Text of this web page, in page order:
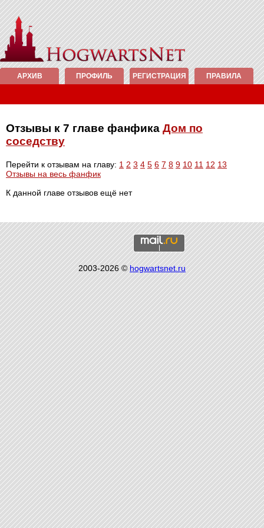
АРХИВ ПРОФИЛЬ РЕГИСТРАЦИЯ ПРАВИЛА
Отзывы к 7 главе фанфика Дом по
соседству
Перейти к отзывам на главу: 1 2 3 4 5 6 7 8 9 10 11 12 13
Отзывы на весь фанфик
К данной главе отзывов ещё нет
2003-2026 ©hogwartsnet.ru